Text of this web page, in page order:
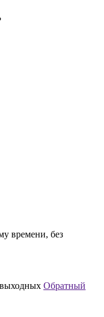
времени, без
Обратный